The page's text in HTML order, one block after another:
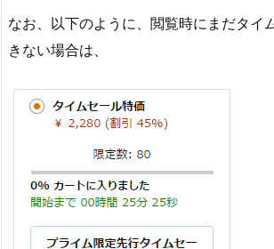
なお、以下のように、閲覧時にまだタイ
きない場合は、